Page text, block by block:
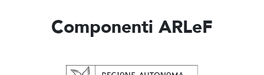
Componenti ARLeF